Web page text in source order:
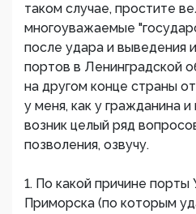
таком случае, простите
многоуважаемые
после удара и выведения
портов в Ленинградской
на другом конце страны
у меня, как у гражданина
возник целый ряд
позволения, озвучу.
1. По какой причине порты
Приморска (по которым